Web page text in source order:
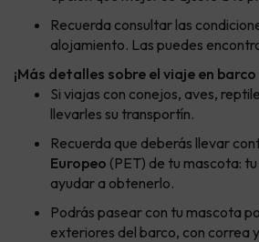
Recuerda consultar las
alojamiento. Las puedes
¡Más detalles sobre el viaje en
Si viajas con conejos, aves,
llevarles su transportín.
Recuerda que deberás llevar
Europeo (PET) de tu mascota:
ayudar a obtenerlo.
Podrás pasear con tu mascota
exteriores del barco, con correa